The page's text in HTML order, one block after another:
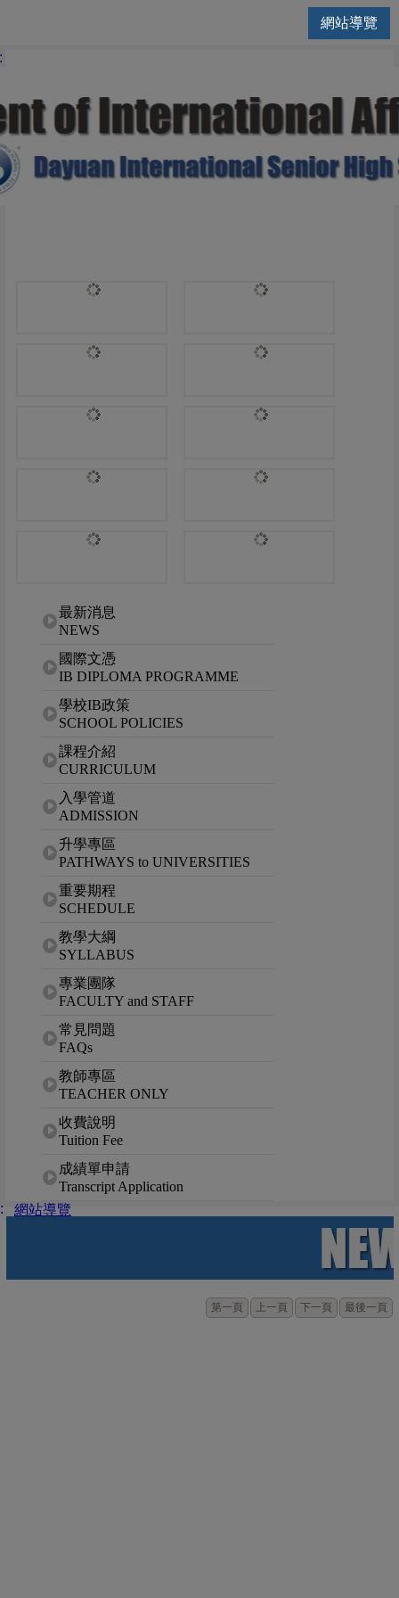
網站導覽
國際交流處 | Psychology
網站選單最新消息
NEWS
國際文憑
IB DIPLOMA PROGRAMME
學校IB政策
SCHOOL POLICIES
課程介紹
CURRICULUM
入學管道
ADMISSION
升學專區
PATHWAYS to UNIVERSITIES
重要期程
SCHEDULE
教學大綱
SYLLABUS
專業團隊
FACULTY and STAFF
常見問題
FAQs
教師專區
TEACHER ONLY
收費說明
Tuition Fee
成績單申請
Transcript Application
網站導覽
第一頁 上一頁 下一頁 最後一頁